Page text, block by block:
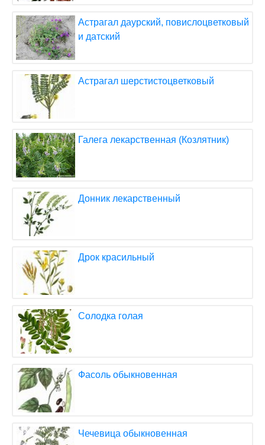
Астрагал даурский, повислоцветковый
и датский
Астрагал шерстистоцветковый
Галега лекарственная (Козлятник)
Донник лекарственный
Дрок красильный
Солодка голая
Фасоль обыкновенная
Чечевица обыкновенная